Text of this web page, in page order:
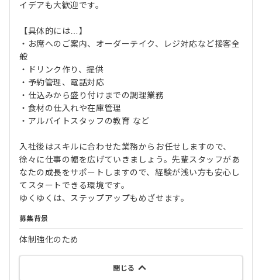
イデアも大歓迎です。
【具体的には…】
・お席へのご案内、オーダーテイク、レジ対応など接客全
般
・ドリンク作り、提供
・予約管理、電話対応
・仕込みから盛り付けまでの調理業務
・食材の仕入れや在庫管理
・アルバイトスタッフの教育 など
入社後はスキルに合わせた業務からお任せしますので、
徐々に仕事の幅を広げていきましょう。先輩スタッフがあ
なたの成長をサポートしますので、経験が浅い方も安心し
てスタートできる環境です。
ゆくゆくは、ステップアップもめざせます。
募集背景
体制強化のため
閉じる